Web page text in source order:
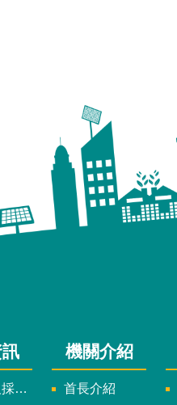
知
機關介紹
首長介紹